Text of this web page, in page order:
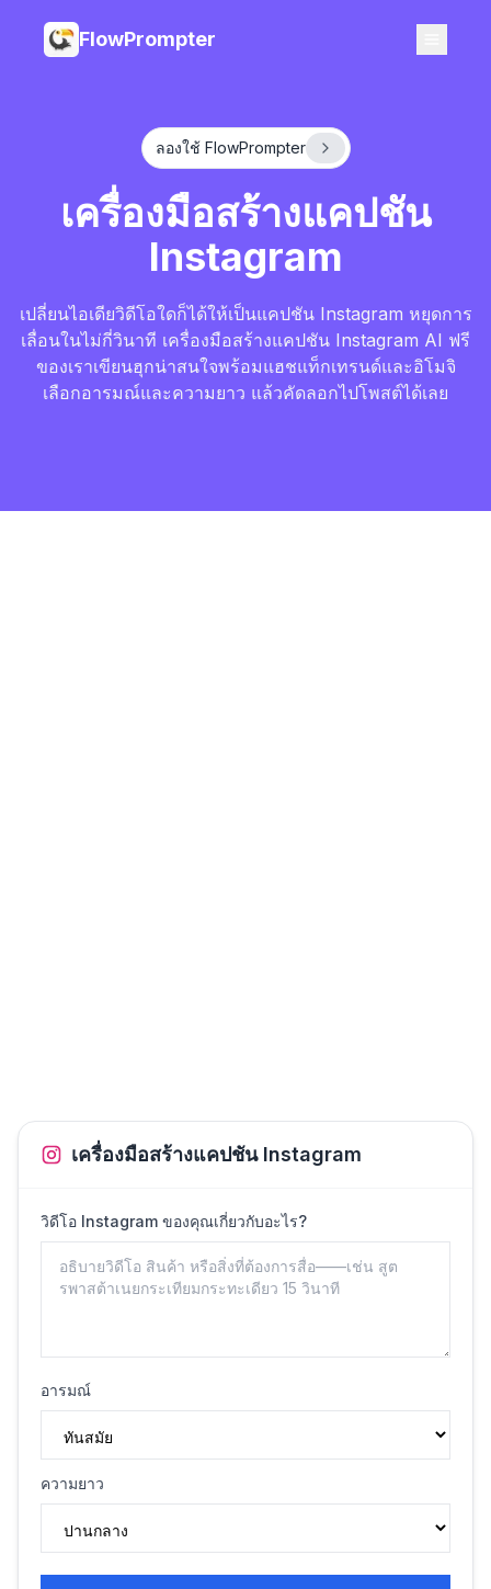
FlowPrompter
ลองใช้ FlowPrompter
เครื่องมือสร้างแคปชัน
Instagram
เปลี่ยนไอเดียวิดีโอใดก็ได้ให้เป็นแคปชัน Instagram หยุดการ
เลื่อนในไม่กี่วินาที เครื่องมือสร้างแคปชัน Instagram AI ฟรี
ของเราเขียนฮุกน่าสนใจพร้อมแฮชแท็กเทรนด์และอิโมจิ
เลือกอารมณ์และความยาว แล้วคัดลอกไปโพสต์ได้เลย
เครื่องมือสร้างแคปชัน Instagram
วิดีโอ Instagram ของคุณเกี่ยวกับอะไร?
อารมณ์
ความยาว